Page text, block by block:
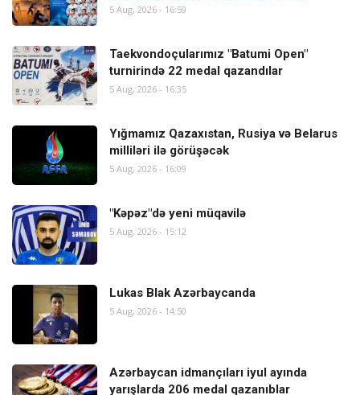
5 Aug, 2026 - 16:59
Taekvondoçularımız "Batumi Open"
turnirində 22 medal qazandılar
5 Aug, 2026 - 16:35
Yığmamız Qazaxıstan, Rusiya və Belarus
milliləri ilə görüşəcək
5 Aug, 2026 - 16:09
"Kəpəz"də yeni müqavilə
5 Aug, 2026 - 15:12
Lukas Blak Azərbaycanda
5 Aug, 2026 - 14:50
Azərbaycan idmançıları iyul ayında
yarışlarda 206 medal qazanıblar